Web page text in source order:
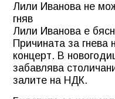
Лили Иванова не
гняв
Лили Иванова е
Причината за гнева
концерт. В
забавлява
залите на НДК.